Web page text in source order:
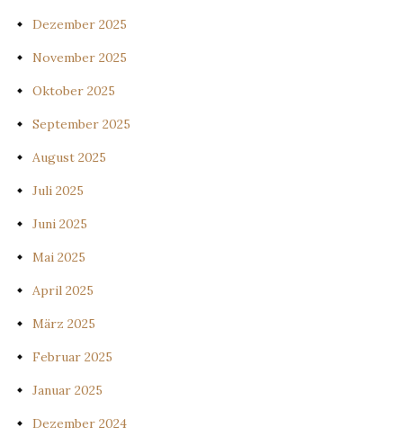
Dezember 2025
November 2025
Oktober 2025
September 2025
August 2025
Juli 2025
Juni 2025
Mai 2025
April 2025
März 2025
Februar 2025
Januar 2025
Dezember 2024